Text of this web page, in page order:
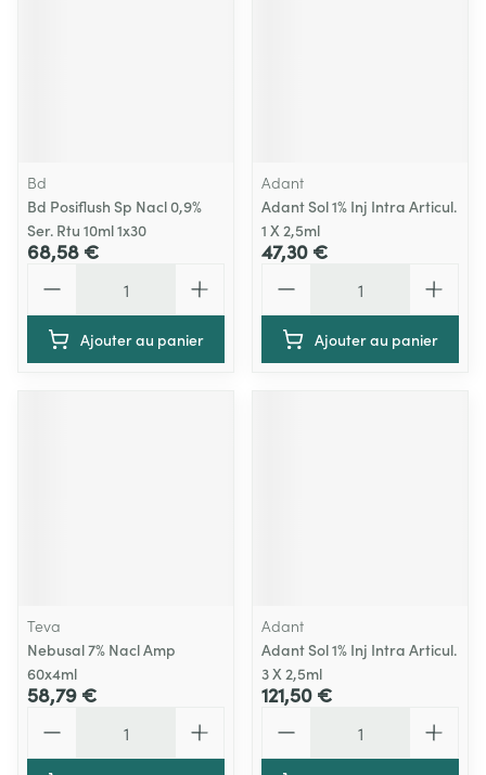
Bd
Bd Posiflush Sp Nacl 0,9%
Ser. Rtu 10ml 1x30
68,58 €
Ajouter au panier
Adant
Adant Sol 1% Inj Intra Articul.
1 X 2,5ml
47,30 €
Ajouter au panier
Teva
Nebusal 7% Nacl Amp
60x4ml
58,79 €
Adant
Adant Sol 1% Inj Intra Articul.
3 X 2,5ml
121,50 €